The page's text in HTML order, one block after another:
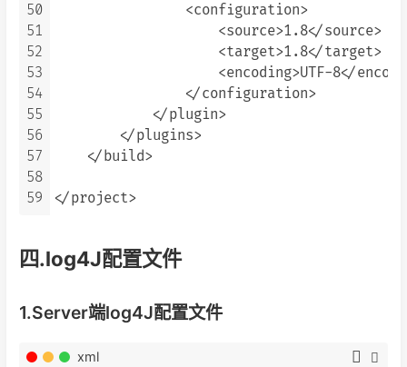
50
51
52
53
54
55
56
57
58
59
                <configuration>
                    <source>1.8</source>
                    <target>1.8</target>
<encoding>UTF-8</
                </configuration>
            </plugin>
        </plugins>
    </build>
四.log4J配置文件
1.Server端log4J配置文件
xml